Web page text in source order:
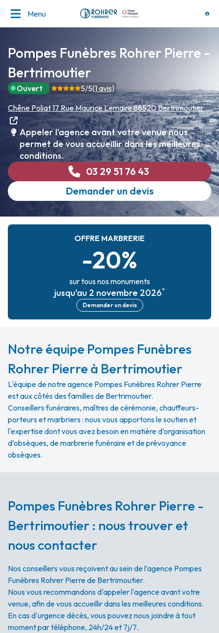
Menu
Pompes Funèbres Rohrer Pierre -
Bertrimoutier
Ouvert 5/5(1avis)
Chêne Poliat17 Rue Maurice Lemaire88520 Bertrimoutier
03 29 51 76 43
Demander un devis
Appeler l'agence avant votre venue nous
permet de vous accueillir dans les meilleures
conditions.
OFFRE MARBRERIE
-20%
sur tous nos monuments
jusqu'au 2 novembre 2026*
Demander un devis
Notre équipe Pompes Funèbres
Rohrer Pierre à Bertrimoutier
L'équipe de notre agence Pompes Funèbres Rohrer Pierre
est aux côtés des familles de Bertrimoutier.
Conseillers funéraires, maîtres de cérémonie, chauffeurs-
porteurs et marbriers : nous vous apportons le soutien et
l'expertise dont vous avez besoin en matière d’organisation
d’obsèques, de marbrerie funéraire et de prévoyance
obsèques.
Pompes Funèbres Rohrer Pierre -
Bertrimoutier : nous trouver et
nous contacter
Nos conseillers vous reçoivent au sein de l’agence Pompes
Funèbres Rohrer Pierre de Bertrimoutier.
Nous vous recommandons d'appeler l'agence avant votre
venue, afin de vous accueillir dans les meilleures conditions.
En cas d'urgence décès, vous pouvez nous joindre à tout
moment par téléphone, 24h/24 et 7j/7.